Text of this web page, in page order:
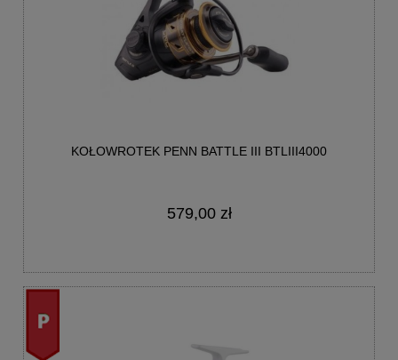
KOŁOWROTEK PENN BATTLE III BTLIII4000
579,00 zł